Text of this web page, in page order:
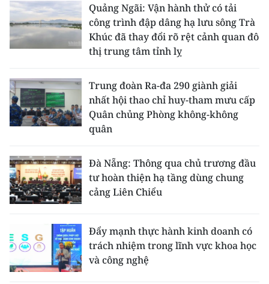
Quảng Ngãi: Vận hành thử có tải
công trình đập dâng hạ lưu sông Trà
Khúc đã thay đổi rõ rệt cảnh quan đô
thị trung tâm tỉnh lỵ
Trung đoàn Ra-đa 290 giành giải
nhất hội thao chỉ huy-tham mưu cấp
Quân chủng Phòng không-không
quân
Đà Nẵng: Thông qua chủ trương đầu
tư hoàn thiện hạ tầng dùng chung
cảng Liên Chiểu
Đẩy mạnh thực hành kinh doanh có
trách nhiệm trong lĩnh vực khoa học
và công nghệ